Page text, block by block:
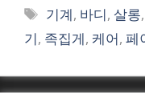
Tags
기계, 바디,살롱
기, 족집게, 케어, 페